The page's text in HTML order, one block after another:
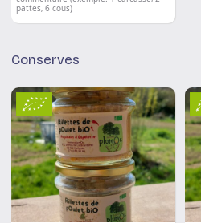
pattes, 6 cous)
Conserves